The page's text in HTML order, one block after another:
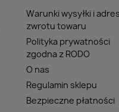
Warunki wysyłki i
zwrotu towaru
Polityka prywatności
zgodna z RODO
O nas
Regulamin sklepu
Bezpieczne płatności